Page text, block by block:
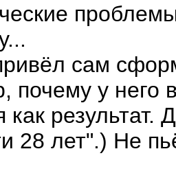
сам
почему у него
результат.
28 лет".) Не